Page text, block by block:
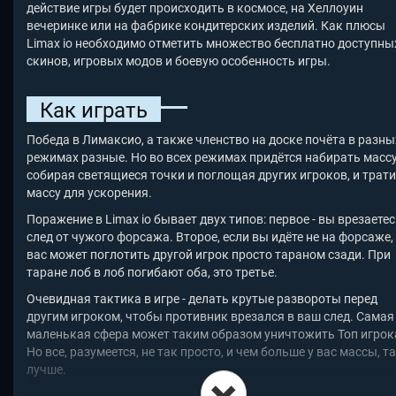
действие игры будет происходить в космосе, на Хеллоуин
вечеринке или на фабрике кондитерских изделий. Как плюсы
Limax io необходимо отметить множество бесплатно
скинов, игровых модов и боевую особенность игры.
Как играть
Победа в Лимаксио, а также членство на доске почёта в
режимах разные. Но во всех режимах придётся набирать
собирая светящиеся точки и поглощая других игроков, и
массу для ускорения.
Поражение в Limax io бывает двух типов: первое - вы
след от чужого форсажа. Второе, если вы идёте не на форсаже,
вас может поглотить другой игрок просто тараном сзади. При
таране лоб в лоб погибают оба, это третье.
Очевидная тактика в игре - делать крутые развороты перед
другим игроком, чтобы противник врезался в ваш след. Самая
маленькая сфера может таким образом уничтожить Топ
Но все, разумеется, не так просто, и чем больше у вас массы,
лучше.